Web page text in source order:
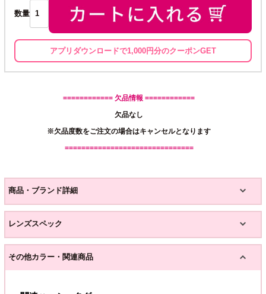
数量
アプリダウンロードで1,000円分のクーポンGET
============ 欠品情報 ============
欠品なし
※欠品度数をご注文の場合はキャンセルとなります
===============================
商品・ブランド詳細
レンズスペック
その他カラー・関連商品